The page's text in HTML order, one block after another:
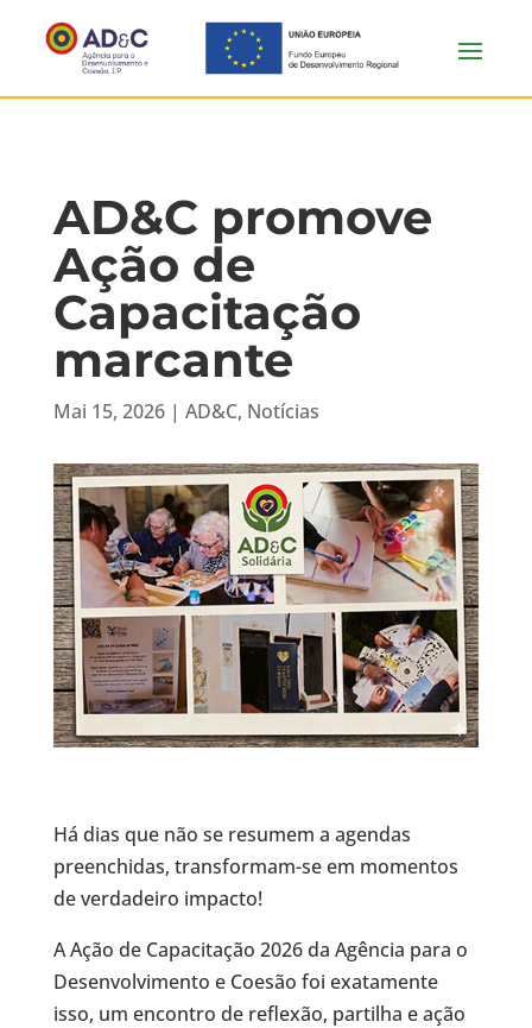
AD&C promove
Ação de
Capacitação
marcante
Mai 15, 2026| AD&C, Notícias
Há dias que não se resumem a agendas
preenchidas, transformam-se em momentos
de verdadeiro impacto!
A Ação de Capacitação 2026 da Agência para o
Desenvolvimento e Coesão foi exatamente
isso, um encontro de reflexão, partilha e ação